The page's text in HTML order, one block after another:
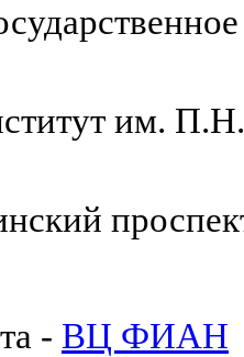
им.
- ВЦ ФИАН